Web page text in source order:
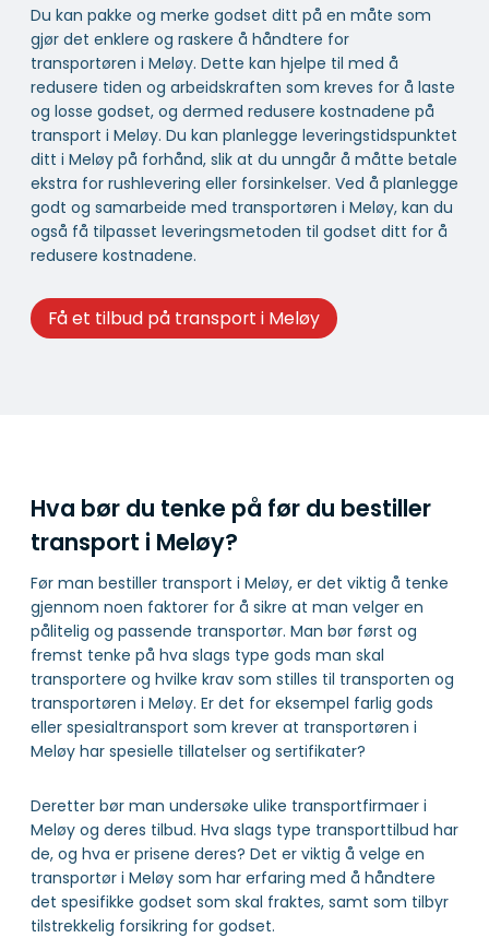
Du kan pakke og merke godset ditt på en måte som
gjør det enklere og raskere å håndtere for
transportøren i Meløy. Dette kan hjelpe til med å
redusere tiden og arbeidskraften som kreves for å laste
og losse godset, og dermed redusere kostnadene på
transport i Meløy. Du kan planlegge leveringstidspunktet
ditt i Meløy på forhånd, slik at du unngår å måtte betale
ekstra for rushlevering eller forsinkelser. Ved å planlegge
godt og samarbeide med transportøren i Meløy, kan du
også få tilpasset leveringsmetoden til godset ditt for å
redusere kostnadene.
Få et tilbud på transport i Meløy
Hva bør du tenke på før du bestiller
transport i Meløy?
Før man bestiller transport i Meløy, er det viktig å tenke
gjennom noen faktorer for å sikre at man velger en
pålitelig og passende transportør. Man bør først og
fremst tenke på hva slags type gods man skal
transportere og hvilke krav som stilles til transporten og
transportøren i Meløy. Er det for eksempel farlig gods
eller spesialtransport som krever at transportøren i
Meløy har spesielle tillatelser og sertifikater?
Deretter bør man undersøke ulike transportfirmaer i
Meløy og deres tilbud. Hva slags type transporttilbud har
de, og hva er prisene deres? Det er viktig å velge en
transportør i Meløy som har erfaring med å håndtere
det spesifikke godset som skal fraktes, samt som tilbyr
tilstrekkelig forsikring for godset.